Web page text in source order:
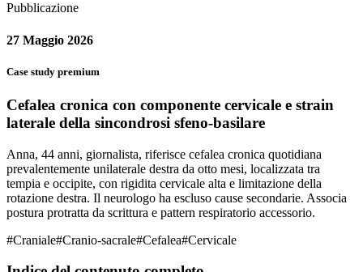
Pubblicazione
27 Maggio 2026
Case study premium
Cefalea cronica con componente cervicale e strain
laterale della sincondrosi sfeno-basilare
Anna, 44 anni, giornalista, riferisce cefalea cronica quotidiana
prevalentemente unilaterale destra da otto mesi, localizzata tra
tempia e occipite, con rigidita cervicale alta e limitazione della
rotazione destra. Il neurologo ha escluso cause secondarie. Associa
postura protratta da scrittura e pattern respiratorio accessorio.
#Craniale#Cranio-sacrale#Cefalea#Cervicale